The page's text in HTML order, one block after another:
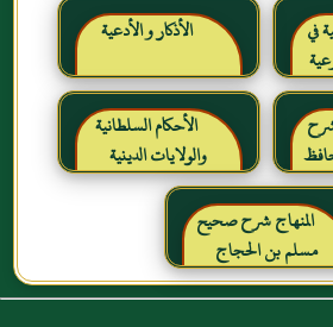
في
الأذكار و الأدعية
الأحكام السلطانية
والولايات الدينية
المنهاج شرح صحيح
مسلم بن الحجاج